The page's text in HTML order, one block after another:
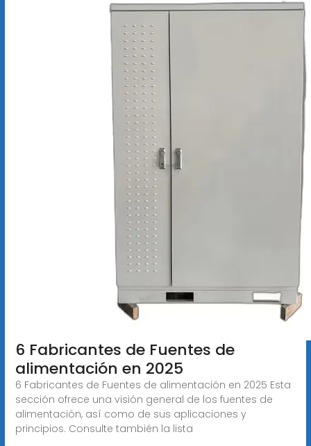
6 Fabricantes de Fuentes de
alimentación en 2025
6 Fabricantes de Fuentes de alimentación en 2025 Esta
sección ofrece una visión general de los fuentes de
alimentación, así como de sus aplicaciones y
principios. Consulte también la lista